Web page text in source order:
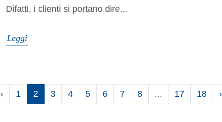
Difatti, i clienti si portano dire...
Leggi
‹ 1 2 3 4 5 6 7 8 ... 17 18 ›